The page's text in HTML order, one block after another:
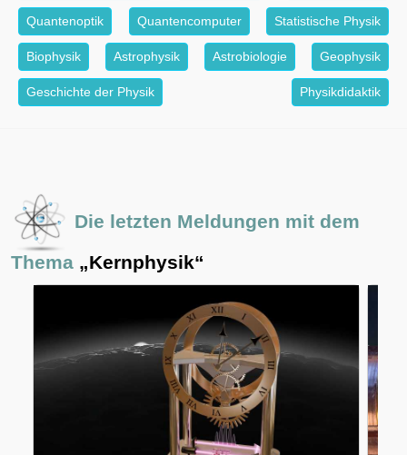
Quantenoptik Quantencomputer Statistische Physik
Biophysik Astrophysik Astrobiologie Geophysik
Geschichte der Physik Physikdidaktik
Die letzten Meldungen mit dem
Thema „Kernphysik“